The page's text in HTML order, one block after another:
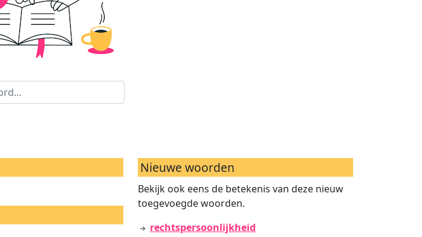
Nieuwe woorden
Bekijk ook eens de betekenis van deze nieuw
toegevoegde woorden.
rechtspersoonlijkheid